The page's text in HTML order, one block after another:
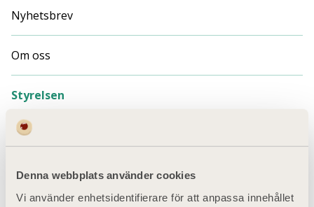
Denna webbplats använder cookies
Vi använder enhetsidentifierare för att anpassa innehållet
Nyhetsbrev
Om oss
Styrelsen